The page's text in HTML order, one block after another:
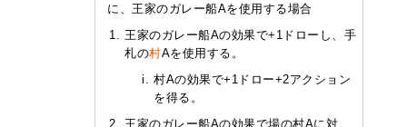
に、王家のガレー船Aを使用する場合
王家のガレー船Aの効果で+1ドローし、手
札の村Aを使用する。
村Aの効果で+1ドロー+2アクション
を得る。
王家のガレー船Aの効果で場の村Aに対